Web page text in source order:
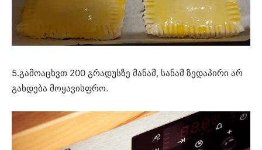
5.გამოაცხვთ 200 გრადუსზე მანამ, სანამ ზედაპირი არ
გახდება მოყავისფრო.